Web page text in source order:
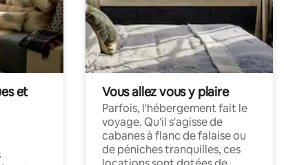
et
Vous allez vous y plaire
Parfois, l'hébergement fait le
voyage. Qu'il s'agisse de
cabanes à flanc de falaise ou
de péniches tranquilles, ces